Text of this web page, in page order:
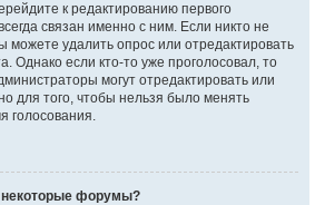
к редактированию первого
связан именно с ним. Если никто не
можете удалить опрос или отредактировать
Однако если кто-то уже проголосовал, то
могут отредактировать или
для того, чтобы нельзя было менять
голосования.
форумы?